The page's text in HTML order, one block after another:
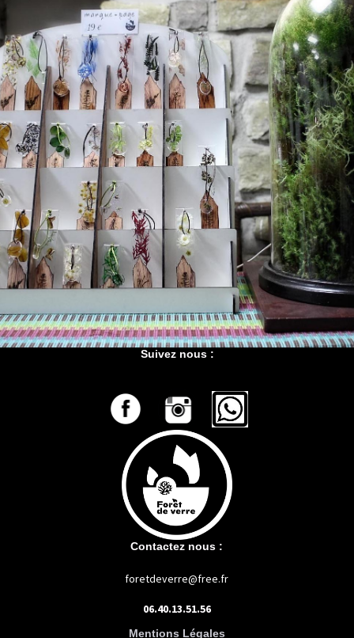
Suivez nous :
Contactez nous :
foretdeverre@free.fr
06.40.13.51.56
Mentions Légales